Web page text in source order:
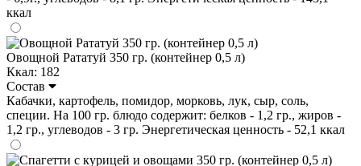
ккал
Овощной Рататуй 350 гр. (контейнер 0,5 л)
Ккал: 182
Состав
Кабачки, картофель, помидор, морковь, лук, сыр, соль,
специи. На 100 гр. блюдо содержит: белков - 1,2 гр., жиров -
1,2 гр., углеводов - 3 гр. Энергетическая ценность - 52,1 ккал